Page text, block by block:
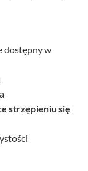
dostępny w
strzępieniu się